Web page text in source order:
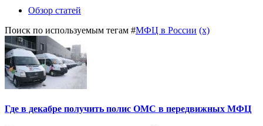
Обзор статей
Поиск по используемым тегам #МФЦ в России (x)
Где в декабре получить полис ОМС в передвижных МФЦ